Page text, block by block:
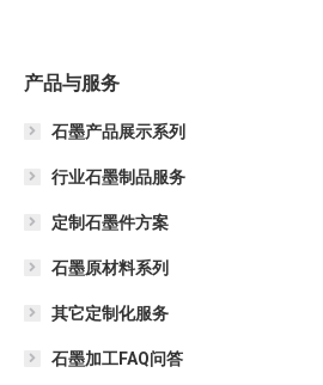
产品与服务
石墨产品展示系列
行业石墨制品服务
定制石墨件方案
石墨原材料系列
其它定制化服务
石墨加工FAQ问答